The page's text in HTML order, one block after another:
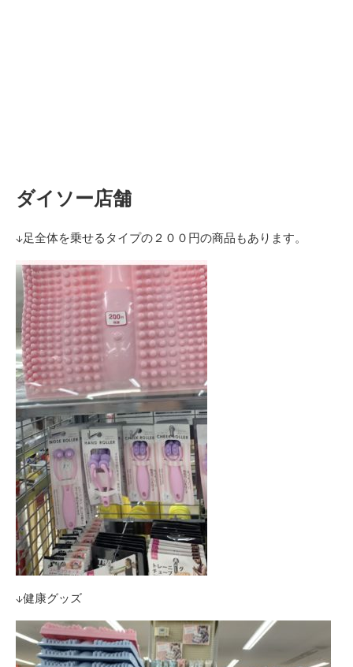
ダイソー店舗
↓足全体を乗せるタイプの２００円の商品もあります。
↓健康グッズ